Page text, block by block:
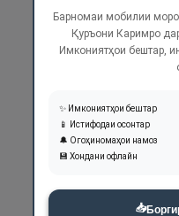
Барномаи мобилии
Қуръони Каримро
Имкониятҳои бештар,
✨ Имкониятҳои бештар
📱 Истифодаи осонтар
🔔 Огоҳиномаҳои намоз
💾 Хондани офлайн
📥